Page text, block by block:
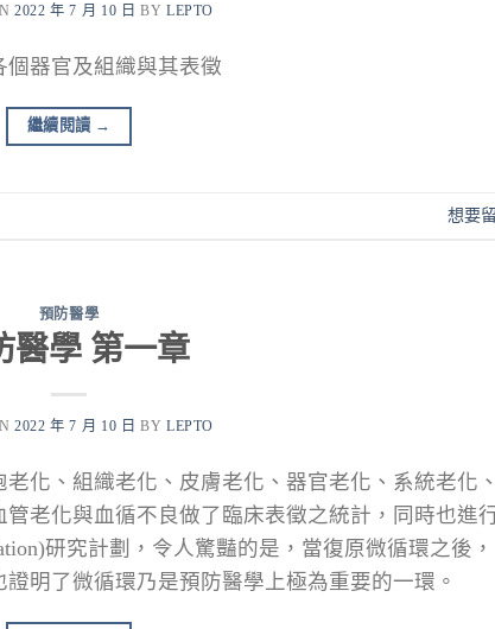
2022 年 7 月 10 日 BY LEPTO
器官及組織與其表徵
繼續閱讀 →
想要
預防醫學
醫學 第一章
2022 年 7 月 10 日 BY LEPTO
化、組織老化、皮膚老化、器官老化、系統老化
老化與血循不良做了臨床表徵之統計，同時也進
研究計劃，令人驚豔的是，當復原微循環之後，
明了微循環乃是預防醫學上極為重要的一環。